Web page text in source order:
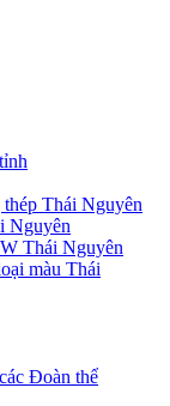
Thái Nguyên
Nguyên
Thái Nguyên
màu Thái
Đoàn thể